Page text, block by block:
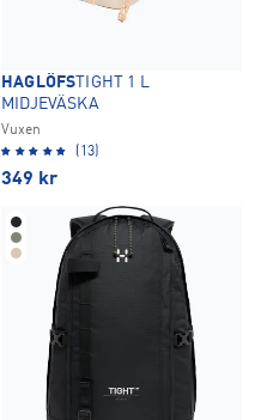
HAGLÖFS TIGHT 1 L
MIDJEVÄSKA
Vuxen
(13)
349 kr